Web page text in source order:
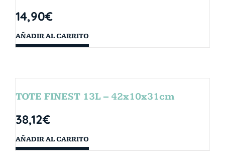
14,90€
AÑADIR AL CARRITO
TOTE FINEST 13L – 42x10x31cm
38,12€
AÑADIR AL CARRITO